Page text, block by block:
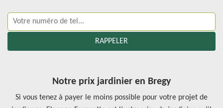
Notre prix jardinier en Bregy
Si vous tenez à payer le moins possible pour votre projet de